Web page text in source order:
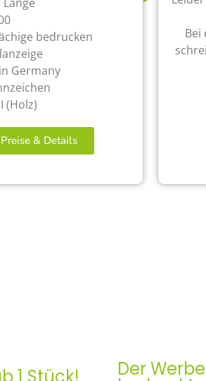
bedrucken
Germany
(Holz)
& Details
Bei
Der